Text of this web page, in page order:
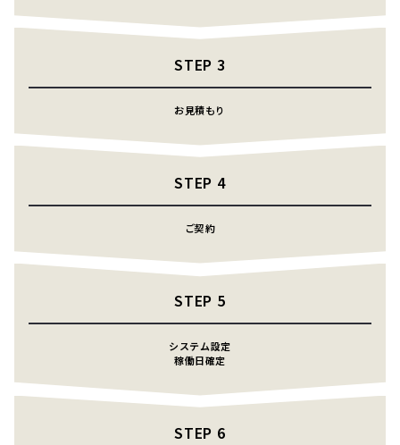
STEP3
お見積もり
STEP 4
ご契約
STEP 5
システム設定
稼働日確定
STEP 6